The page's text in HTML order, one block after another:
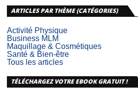
ARTICLES PAR THÈME (CATÉGORIES)
Activité Physique
Business MLM
Maquillage & Cosmétiques
Santé & Bien-être
Tous les articles
TÉLÉCHARGEZ VOTRE EBOOK GRATUIT !